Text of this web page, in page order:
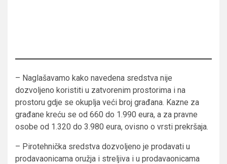
– Naglašavamo kako navedena sredstva nije
dozvoljeno koristiti u zatvorenim prostorima i na
prostoru gdje se okuplja veći broj građana. Kazne za
građane kreću se od 660 do 1.990 eura, a za pravne
osobe od 1.320 do 3.980 eura, ovisno o vrsti prekršaja.
– Pirotehnička sredstva dozvoljeno je prodavati u
prodavaonicama oružja i streljiva i u prodavaonicama